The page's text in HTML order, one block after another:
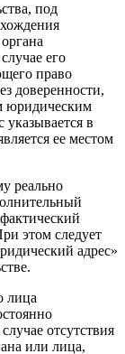
под
его
право
доверенности,
юридическим
в
ее местом
реально
этом следует
адрес»
лица
отсутствия
или лица,